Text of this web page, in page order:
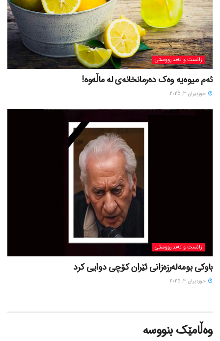
زانست و تەندرووستی
ئەم میوەیە وەک دەرمانخانەی لە ماڵەوە!
حوزه‌یران 3, 2025
زانست و تەندرووستی
باوکی بومەلەرزەزانی ئێران کۆچی دوایی کرد
حوزه‌یران 3, 2025
وەڵامێک بنووسە